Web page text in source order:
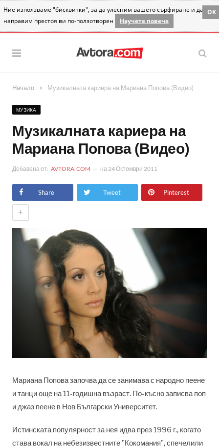
Ние използваме "бисквитки", за да улесним вашето сърфиране и да
направим престоя ви по-ползотворен
Научете повече
OK
Начало » Музикалната кариера на Мариана Попова (Видео)
МУЗИКА
Музикалната кариера на
Мариана Попова (Видео)
Добавена от: AVTORA.COM на 24 Октомври 2011
Share Tweet Pinterest
+
Мариана Попова започва да се занимава с народно пеене
и танци още на 11-годишна възраст. По-късно записва поп
и джаз пеене в Нов Български Университет.
Истинската популярност за нея идва през 1996 г., когато
става вокал на небезизвестните "Кокомания", спечелили